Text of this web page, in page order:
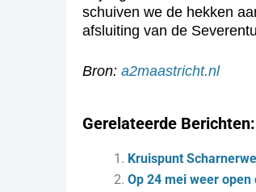
schuiven we de hekken
afsluiting van de
Bron: a2maastricht.nl
Gerelateerde Berichten:
Kruispunt
Op 24 mei weer